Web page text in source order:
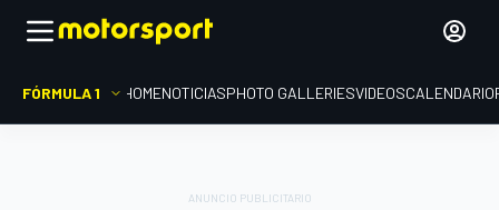
FÓRMULA 1 HOMENOTICIASPHOTO GALLERIESVIDEOSCALENDARIO